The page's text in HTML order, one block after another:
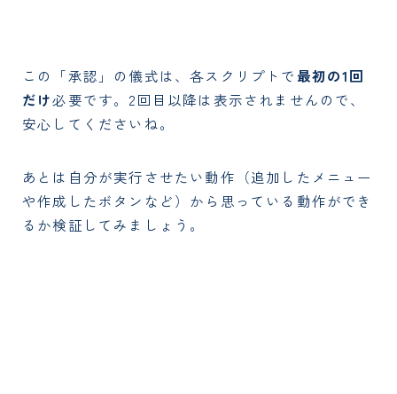
この「承認」の儀式は、各スクリプトで最初の1回
だけ必要です。2回目以降は表示されませんので、
安心してくださいね。
あとは自分が実行させたい動作（追加したメニュー
や作成したボタンなど）から思っている動作ができ
るか検証してみましょう。